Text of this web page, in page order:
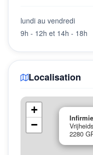
lundi au vendredi
9h - 12h et 14h - 18h
Localisation
2280
+
−